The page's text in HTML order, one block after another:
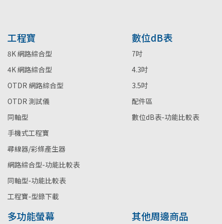
工程寶
8K 網路綜合型
4K 網路綜合型
OTDR 網路綜合型
OTDR 測試儀
同軸型
手機式工程寶
尋線器/彩條產生器
網路綜合型-功能比較表
同軸型-功能比較表
工程寶-型錄下載
數位dB表
7吋
4.3吋
3.5吋
配件區
數位dB表-功能比較表
多功能螢幕 其他周邊商品